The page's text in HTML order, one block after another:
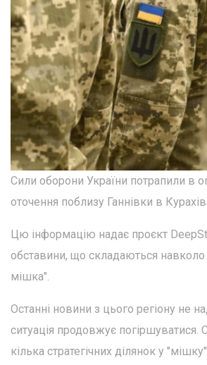
Сили оборони України потрапили в
оточення поблизу Ганнівки в
Цю інформацію надає проєкт
обставини, що складаються навколо
мішка".
Останні новини з цього регіону не
ситуація продовжує погіршуватися.
кілька стратегічних ділянок у